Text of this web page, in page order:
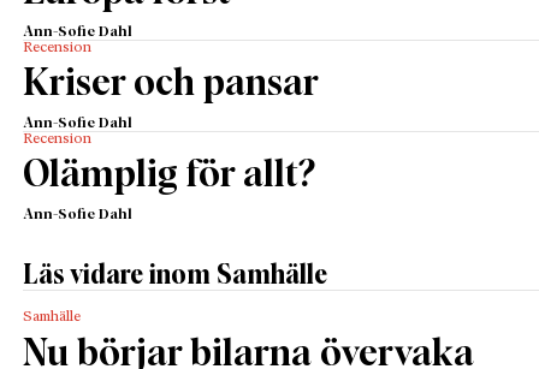
Ann-Sofie Dahl
Recension
Kriser och pansar
Ann-Sofie Dahl
Recension
Olämplig för allt?
Ann-Sofie Dahl
Läs vidare inom Samhälle
Samhälle
Nu börjar bilarna övervaka